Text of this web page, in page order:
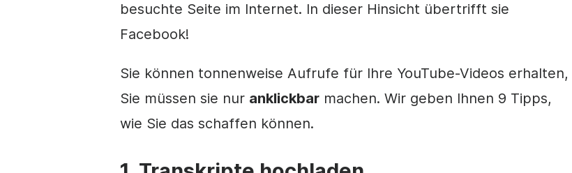
besuchte Seite im Internet. In dieser Hinsicht übertrifft sie
Facebook!
Sie können tonnenweise Aufrufe für Ihre YouTube-Videos erhalten,
Sie müssen sie nur anklickbar machen. Wir geben Ihnen 9 Tipps,
wie Sie das schaffen können.